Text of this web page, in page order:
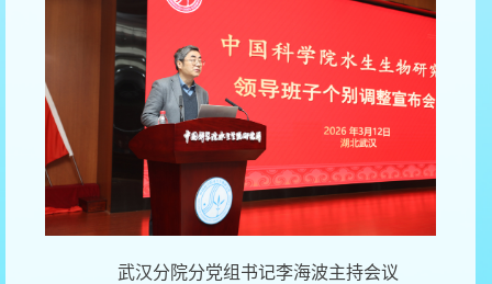
武汉分院分党组书记李海波主持会议